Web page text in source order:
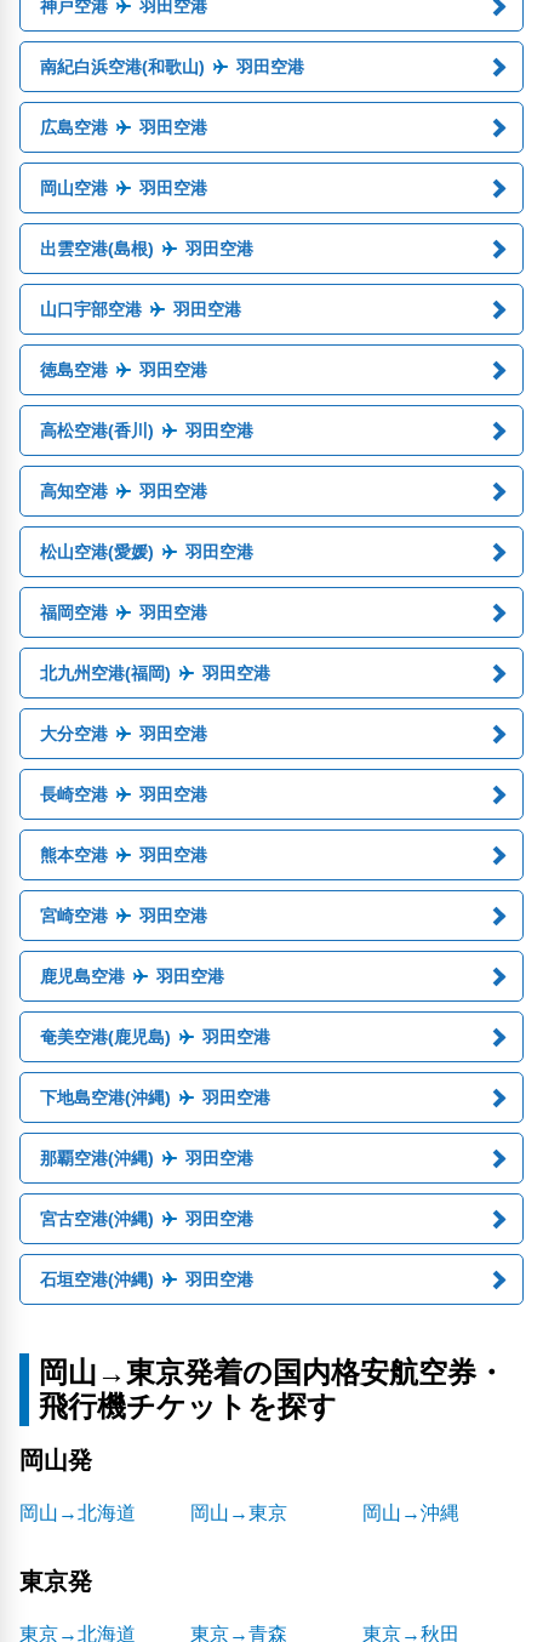
神戸空港 羽田空港
南紀白浜空港(和歌山) 羽田空港
広島空港 羽田空港
岡山空港 羽田空港
出雲空港(島根) 羽田空港
山口宇部空港 羽田空港
徳島空港 羽田空港
高松空港(香川) 羽田空港
高知空港 羽田空港
松山空港(愛媛) 羽田空港
福岡空港 羽田空港
北九州空港(福岡) 羽田空港
大分空港 羽田空港
長崎空港 羽田空港
熊本空港 羽田空港
宮崎空港 羽田空港
鹿児島空港 羽田空港
奄美空港(鹿児島) 羽田空港
下地島空港(沖縄) 羽田空港
那覇空港(沖縄) 羽田空港
宮古空港(沖縄) 羽田空港
石垣空港(沖縄) 羽田空港
岡山→東京発着の国内格安航空券・
飛行機チケットを探す
岡山発
岡山→北海道 岡山→東京 岡山→沖縄
東京発
東京→北海道 東京→青森
東京→秋田